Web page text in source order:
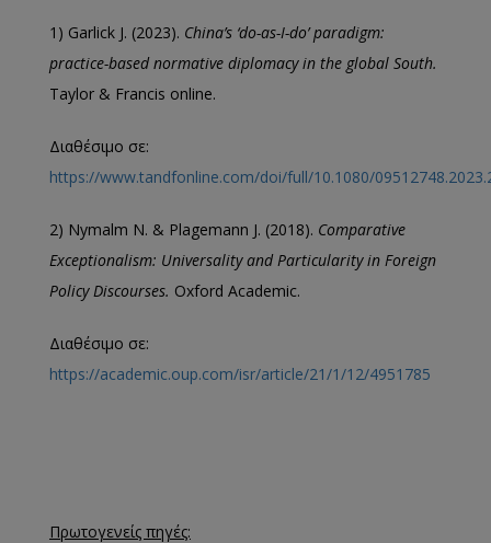
1) Garlick J. (2023). China’s ‘do-as-I-do’ paradigm:
practice-based normative diplomacy in the global South.
Taylor & Francis online.
Διαθέσιμο σε:
https://www.tandfonline.com/doi/full/10.1080/
2) Nymalm N. & Plagemann J. (2018). Comparative
Exceptionalism: Universality and Particularity in Foreign
Policy Discourses. Oxford Academic.
Διαθέσιμο σε:
https://academic.oup.com/isr/article/21/1/12/4951785
Πρωτογενείς πηγές: